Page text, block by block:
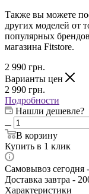
Также вы можете
других моделей от
популярных
магазина Fitstore.
2 990 грн.
Варианты цен
2 990 грн.
Подробности
Нашли дешевле?
В корзину
Купить в 1 клик
Самовывоз сегодня
Доставка завтра -
Характеристики